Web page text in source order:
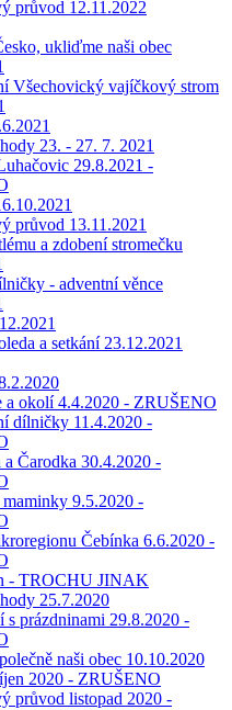
průvod 12.11.2022
ukliďme naši obec
Všechovický vajíčkový strom
23. - 27. 7. 2021
29.8.2021 -
průvod 13.11.2021
a zdobení stromečku
- adventní věnce
a setkání 23.12.2021
a okolí 4.4.2020 - ZRUŠENO
dílničky 11.4.2020 -
Čarodka 30.4.2020 -
maminky 9.5.2020 -
Čebínka 6.6.2020 -
- TROCHU JINAK
25.7.2020
s prázdninami 29.8.2020 -
naši obec 10.10.2020
2020 - ZRUŠENO
průvod listopad 2020 -